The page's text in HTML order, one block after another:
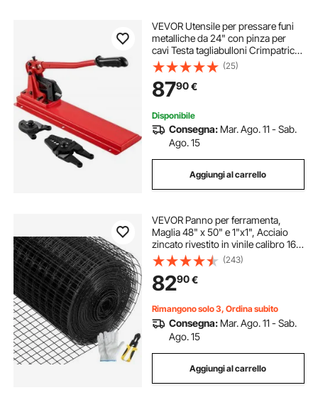
VEVOR Utensile per pressare funi
metalliche da 24" con pinza per
cavi Testa tagliabulloni Crimpatrice
da banco 1/16"-3/16" cciaio legato
per funi metalliche 1/2"
(25)
8790€
Disponibile
Consegna: Mar. Ago. 11 - Sab.
Ago. 15
Aggiungi al carrello
VEVOR Panno per ferramenta,
Maglia 48" x 50" e 1"x1", Acciaio
zincato rivestito in vinile calibro 16,
Recinzione in filo metallico per polli
con una pinza tagliente e un paio di
guanti in tessuto
(243)
8290€
Rimangono solo 3, Ordina subito
Consegna: Mar. Ago. 11 - Sab.
Ago. 15
Aggiungi al carrello